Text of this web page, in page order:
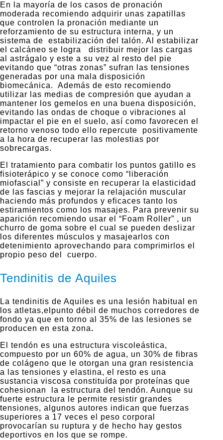
En la mayoría de los casos de pronación
moderada recomiendo adquirir unas zapatillas
que controlen la pronación mediante un
reforzamiento de su estructura interna, y un
sistema de estabilización del talón. Al estabilizar
el calcáneo se logra distribuir mejor las cargas
al astrágalo y este a su vez al resto del pie
evitando que “otras zonas” sufran las tensiones
generadas por una mala disposición
biomecánica. Además de esto recomiendo
utilizar las medias de compresión que ayudan a
mantener los gemelos en una buena disposición,
evitando las ondas de choque o vibraciones al
impactar el pie en el suelo, así como favorecen el
retorno venoso todo ello repercute positivamente
a la hora de recuperar las molestias por
sobrecargas.
El tratamiento para combatir los puntos gatillo es
fisioterápico y se conoce como “liberación
miofascial” y consiste en recuperar la elasticidad
de las fascias y mejorar la relajación muscular
haciendo más profundos y eficaces tanto los
estiramientos como los masajes. Para prevenir su
aparición recomiendo usar el “Foam Roller” , un
churro de goma sobre el cual se pueden deslizar
los diferentes músculos y masajearlos con
detenimiento aprovechando para comprimirlos el
propio peso del cuerpo.
Tendinitis de Aquiles
La tendinitis de Aquiles es una lesión habitual en
los atletas,elpunto débil de muchos corredores de
fondo ya que en torno al 35% de las lesiones se
producen en esta zona.
El tendón es una estructura viscoleástica,
compuesto por un 60% de agua, un 30% de fibras
de colágeno que le otorgan una gran resistencia
a las tensiones y elastina, el resto es una
sustancia viscosa constituída por proteínas que
cohesionan la estructura del tendón. Aunque su
fuerte estructura le permite resistir grandes
tensiones, algunos autores indican que fuerzas
superiores a 17 veces el peso corporal
provocarían su ruptura y de hecho hay gestos
deportivos en los que se rompe.